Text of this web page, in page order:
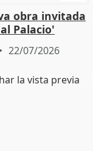
obra invitada
Palacio'
22/07/2026